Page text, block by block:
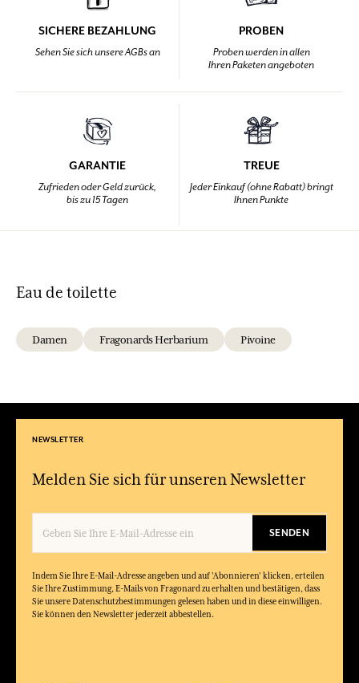
SICHERE BEZAHLUNG
Sehen Sie sich unsere AGBs an
PROBEN
Proben werden in allen
Ihren Paketen angeboten
GARANTIE
Zufrieden oder Geld zurück,
bis zu 15 Tagen
TREUE
Jeder Einkauf (ohne Rabatt) bringt
Ihnen Punkte
Eau de toilette
Damen Fragonards Herbarium Pivoine
NEWSLETTER
Melden Sie sich für unseren Newsletter
SENDEN
Indem Sie Ihre E-Mail-Adresse angeben und auf 'Abonnieren' klicken, erteilen
Sie Ihre Zustimmung, E-Mails von Fragonard zu erhalten und bestätigen, dass
Sie unsere Datenschutzbestimmungen gelesen haben und in diese einwilligen.
Sie können den Newsletter jederzeit abbestellen.